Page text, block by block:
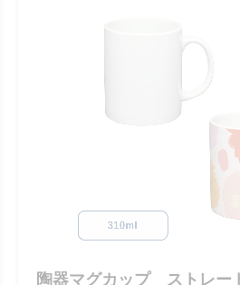
陶器マグカップ ストレ